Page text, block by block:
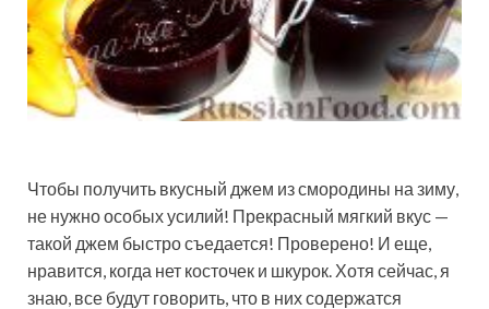
Чтобы получить вкусный джем из смородины на зиму,
не нужно особых усилий! Прекрасный мягкий вкус —
такой джем быстро съедается! Проверено! И еще,
нравится, когда нет косточек и шкурок. Хотя сейчас, я
знаю, все будут говорить, что в них содержатся